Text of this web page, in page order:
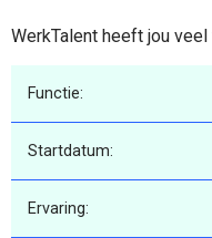
WerkTalent heeft jou
Functie:
Startdatum:
Ervaring: